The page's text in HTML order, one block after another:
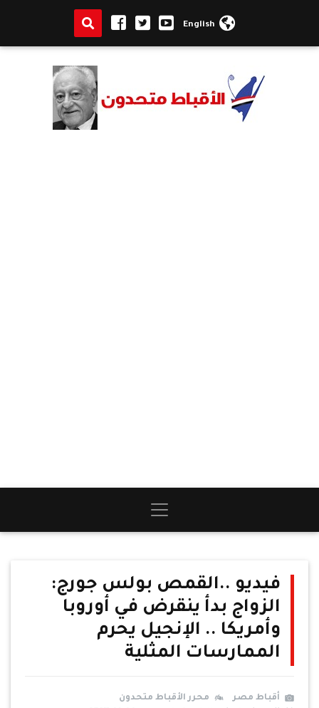
English
فيديو ..القمص بولس جورج:
الزواج بدأ ينقرض في أوروبا
وأمريكا .. الإنجيل يحرم
الممارسات المثلية
أقباط مصر
محرر الأقباط متحدون